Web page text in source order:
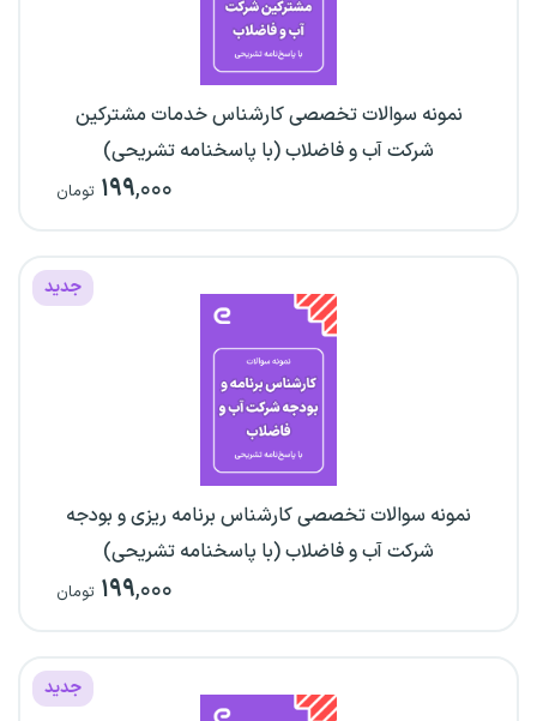
نمونه سوالات تخصصی کارشناس خدمات مشترکین
شرکت آب و فاضلاب (با پاسخنامه تشریحی)
۱۹۹,۰۰۰ تومان
جدید
نمونه سوالات تخصصی کارشناس برنامه ریزی و بودجه
شرکت آب و فاضلاب (با پاسخنامه تشریحی)
۱۹۹,۰۰۰ تومان
جدید